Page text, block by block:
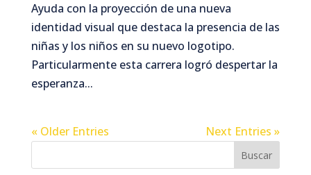
Ayuda con la proyección de una nueva
identidad visual que destaca la presencia de las
niñas y los niños en su nuevo logotipo.
Particularmente esta carrera logró despertar la
esperanza...
« Older Entries Next Entries »